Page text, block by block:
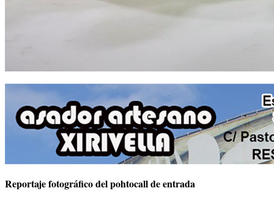
Reportaje fotográfico del pohtocall de entrada